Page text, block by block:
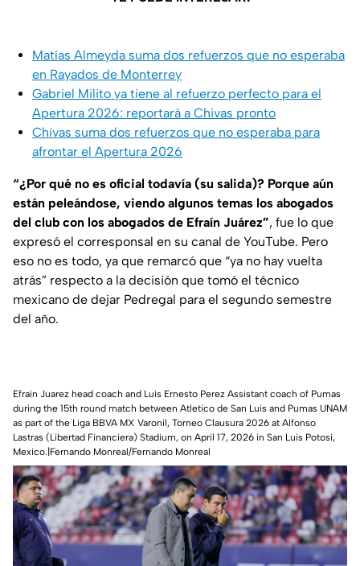
Matías Almeyda suma dos refuerzos que no esperaba
en Rayados de Monterrey
Gabriel Milito ya tiene al refuerzo perfecto para el
Apertura 2026: reportará a Chivas pronto
Chivas suma dos refuerzos que no esperaba para
afrontar el Apertura 2026
“¿Por qué no es oficial todavía (su salida)? Porque aún
están peleándose, viendo algunos temas los abogados
del club con los abogados de Efraín Juárez”, fue lo que
expresó el corresponsal en su canal de YouTube. Pero
eso no es todo, ya que remarcó que “ya no hay vuelta
atrás” respecto a la decisión que tomó el técnico
mexicano de dejar Pedregal para el segundo semestre
del año.
Efrain Juarez head coach and Luis Ernesto Perez Assistant coach of Pumas
during the 15th round match between Atletico de San Luis and Pumas UNAM
as part of the Liga BBVA MX Varonil, Torneo Clausura 2026 at Alfonso
Lastras (Libertad Financiera) Stadium, on April 17, 2026 in San Luis Potosi,
Mexico.|Fernando Monreal/Fernando Monreal